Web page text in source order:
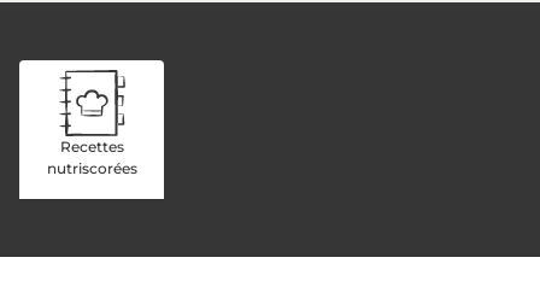
Recettes
nutriscorées